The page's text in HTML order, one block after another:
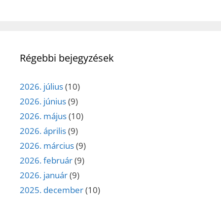
Régebbi bejegyzések
2026. július(10)
2026. június(9)
2026. május(10)
2026. április(9)
2026. március(9)
2026. február(9)
2026. január(9)
2025. december(10)